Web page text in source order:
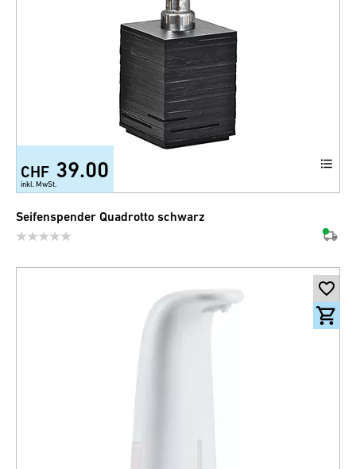
CHF 39.00
inkl. MwSt.
Seifenspender Quadrotto schwarz